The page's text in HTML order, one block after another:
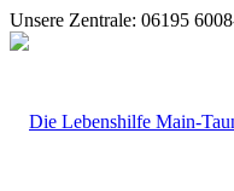
Unsere Zentrale: 06195